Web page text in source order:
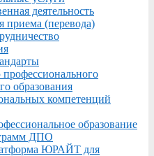
деятельность
приема (перевода)
профессионального
образования
компетенций
образование
ДПО
ЮРАЙТ для